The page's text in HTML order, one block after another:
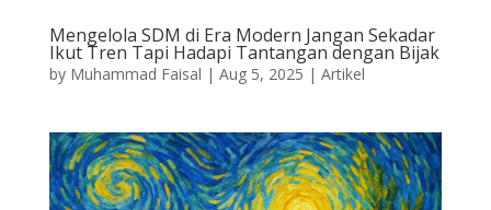
Mengelola SDM di Era Modern Jangan Sekadar
Ikut Tren Tapi Hadapi Tantangan dengan Bijak
by Muhammad Faisal | Aug 5, 2025 | Artikel